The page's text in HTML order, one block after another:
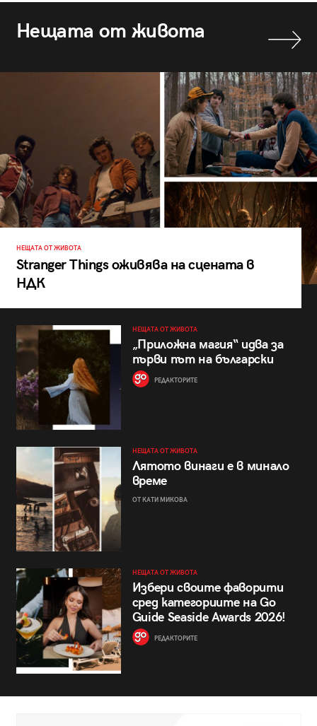
Нещата от живота
НЕЩАТА ОТ ЖИВОТА
Stranger Things оживява на сцената в
НДК
НЕЩАТА ОТ ЖИВОТА
„Приложна магия“ идва за
първи път на български
РЕДАКТОРИТЕ
НЕЩАТА ОТ ЖИВОТА
Лятото винаги е в минало
време
ОТ КАТИ МИКОВА
НЕЩАТА ОТ ЖИВОТА
Избери своите фаворити
сред категориите на Go
Guide Seaside Awards 2026!
РЕДАКТОРИТЕ